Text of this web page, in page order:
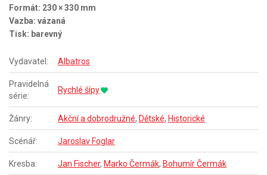
Formát: 230 × 330 mm
Vazba: vázaná
Tisk: barevný
Vydavatel: Albatros
Pravidelná
série:
Rychlé šípy
Žánry: Akční a dobrodružné, Dětské, Historické
Scénář: Jaroslav Foglar
Kresba: Jan Fischer, Marko Čermák, Bohumír Čermák